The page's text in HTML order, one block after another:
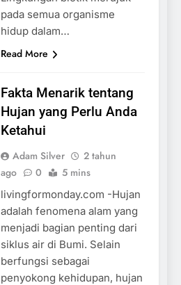
pada semua organisme
hidup dalam…
Read More
Fakta Menarik tentang
Hujan yang Perlu Anda
Ketahui
Adam Silver
2 tahun
ago
0 5 mins
livingformonday.com -Hujan
adalah fenomena alam yang
menjadi bagian penting dari
siklus air di Bumi. Selain
berfungsi sebagai
penyokong kehidupan, hujan